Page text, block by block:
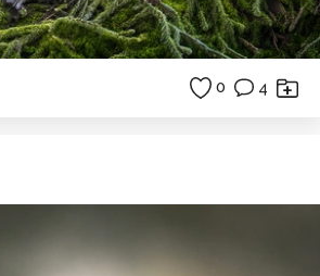
0 4